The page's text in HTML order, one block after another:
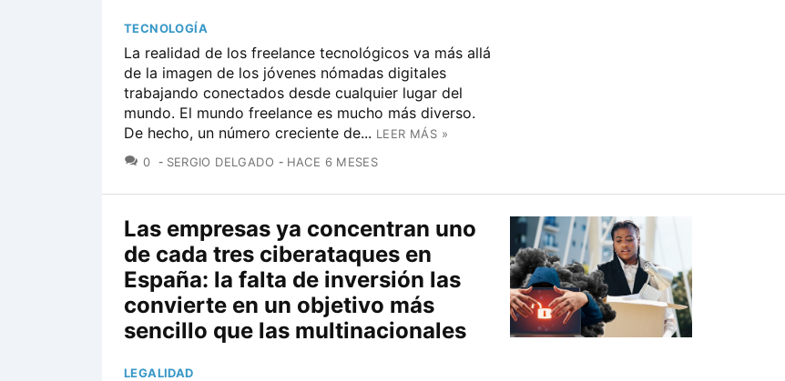
TECNOLOGÍA
La realidad de los freelance tecnológicos va más allá
de la imagen de los jóvenes nómadas digitales
trabajando conectados desde cualquier lugar del
mundo. El mundo freelance es mucho más diverso.
De hecho, un número creciente de... LEER MÁS »
0 COMENTARIOS
SERGIO DELGADO HACE 6 MESES
Las empresas ya concentran uno
de cada tres ciberataques en
España: la falta de inversión las
convierte en un objetivo más
sencillo que las multinacionales
LEGALIDAD